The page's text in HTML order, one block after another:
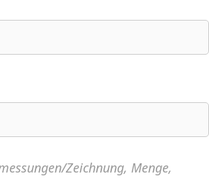
Zeichnung, Menge,